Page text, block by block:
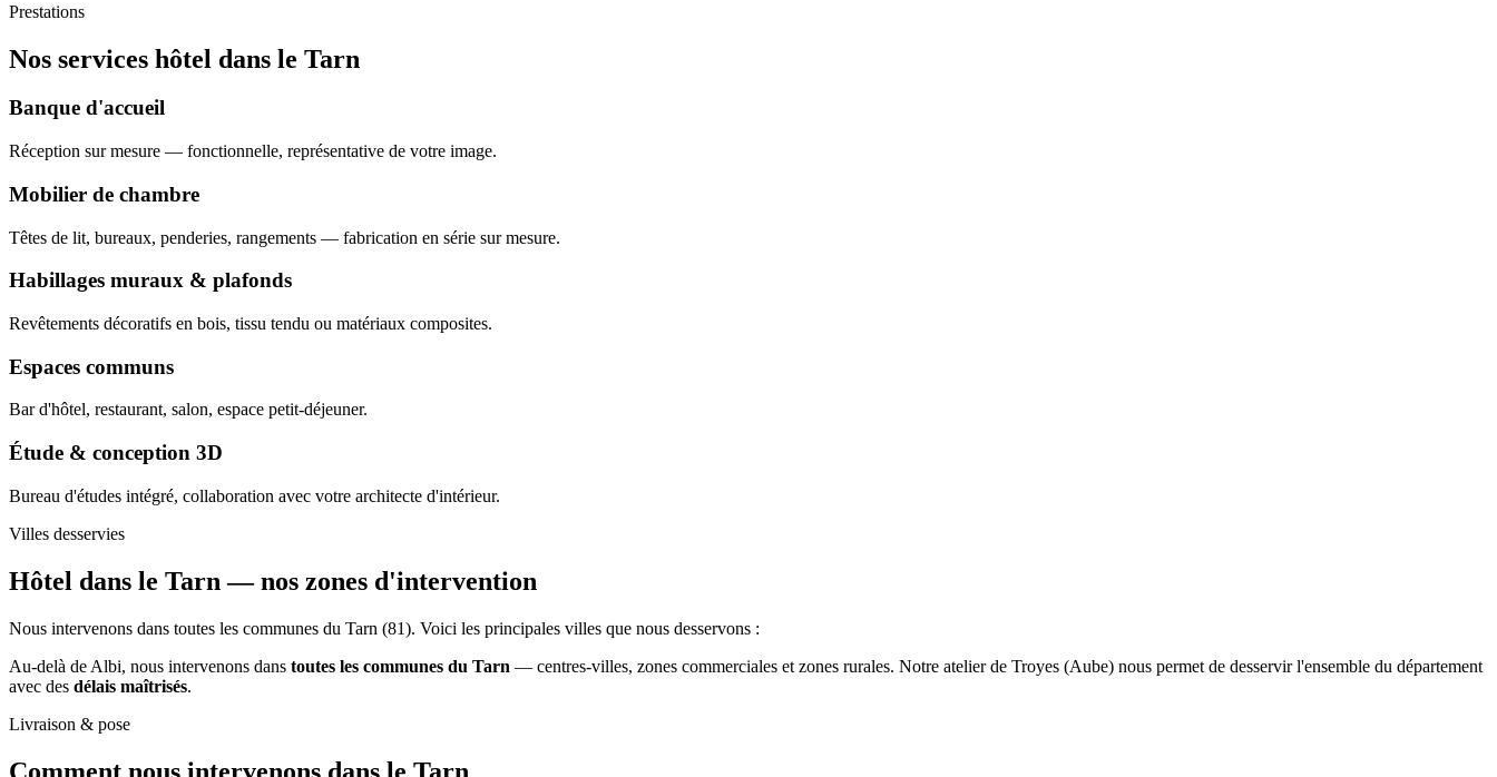
Prestations
Nos services hôtel dans le Tarn
Banque d'accueil
Réception sur mesure — fonctionnelle, représentative de votre image.
Mobilier de chambre
Têtes de lit, bureaux, penderies, rangements — fabrication en série sur mesure.
Habillages muraux & plafonds
Revêtements décoratifs en bois, tissu tendu ou matériaux composites.
Espaces communs
Bar d'hôtel, restaurant, salon, espace petit-déjeuner.
Étude & conception 3D
Bureau d'études intégré, collaboration avec votre architecte d'intérieur.
Villes desservies
Hôtel dans le Tarn —nos zones d'intervention
Nous intervenons dans toutes les communes du Tarn (81). Voici les principales villes que nous desservons :
Au-delà de Albi, nous intervenons dans toutes les communes du Tarn — centres-villes, zones commerciales et zones rurales. Notre atelier de Troyes (Aube) nous permet de desservir l'ensemble du département
avec des délais maîtrisés.
Livraison & pose
Comment nous intervenons dans le Tarn